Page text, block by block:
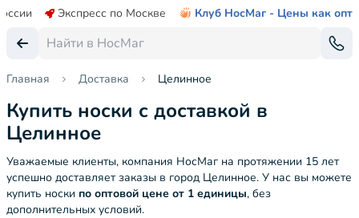
Экспресс по Москве Клуб НосМаг - Цены как опт
Главная Доставка Целинное
Купить носки с доставкой в
Целинное
Уважаемые клиенты, компания НосМаг на протяжении 15 лет
успешно доставляет заказы в город Целинное. У нас вы можете
купить носки по оптовой цене от 1 единицы, без
дополнительных условий.